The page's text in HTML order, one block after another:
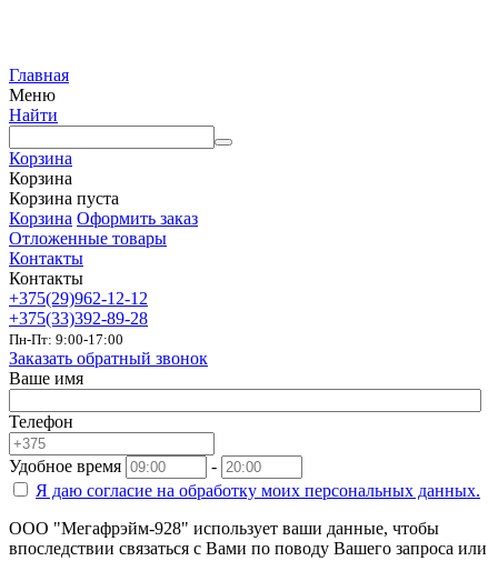
Главная
Меню
Найти
Корзина
Корзина
Корзина пуста
Корзина Оформить заказ
Отложенные товары
Контакты
Контакты
+375(29)962-12-12
+375(33)392-89-28
Пн-Пт: 9:00-17:00
Заказать обратный звонок
Ваше имя
Телефон
Удобное время
-
Я даю согласие на обработку моих персональных данных.
ООО "Мегафрэйм-928" использует ваши данные, чтобы
впоследствии связаться с Вами по поводу Вашего запроса или